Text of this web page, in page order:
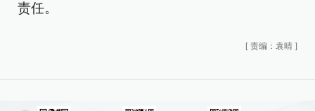
责任。
[ 责编：袁晴 ]